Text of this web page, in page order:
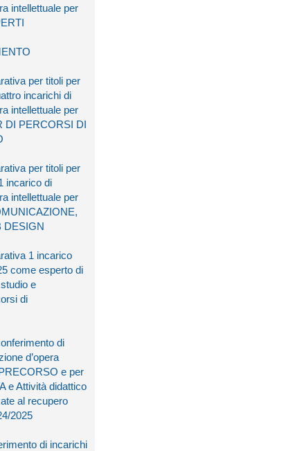
intellettuale per
per titoli per
incarichi di
intellettuale per
DI PERCORSI DI
per titoli per
incarico di
intellettuale per
DESIGN
1 incarico
come esperto di
e
di
di
d’opera
e per
e Attività didattico
al recupero
2025
di incarichi